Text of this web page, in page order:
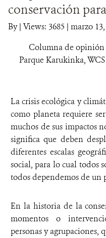
conservación
By| Views: 3685 | marzo
Columna de opinión
Parque Karukinka,
La crisis ecológica y
como planeta requiere
muchos de sus impactos
significa que deben
diferentes escalas
social, para lo cual todos
todos dependemos de un
En la historia de la
momentos o
personas y agrupaciones,